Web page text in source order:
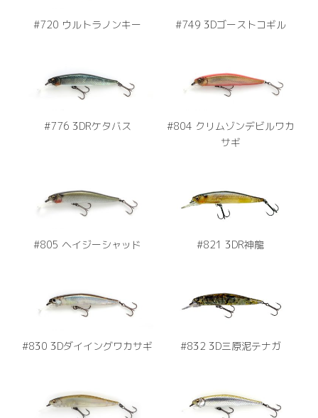
#720 ウルトラノンキー #749 3Dゴーストコギル
#776 3DRケタバス
#804 クリムゾンデビルワカ
サギ
#805 ヘイジーシャッド #821 3DR神龍
#830 3Dダイイングワカサギ #832 3D三原泥テナガ